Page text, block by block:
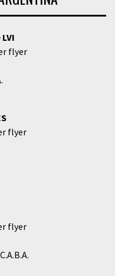
flyer
flyer
flyer
C.A.B.A.